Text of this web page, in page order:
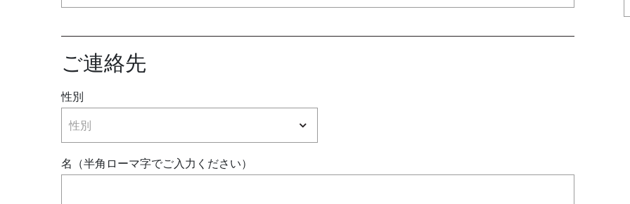
概要
グローバルホームページに戻る
ご連絡先
性別
性別
名（半角ローマ字でご入力ください）